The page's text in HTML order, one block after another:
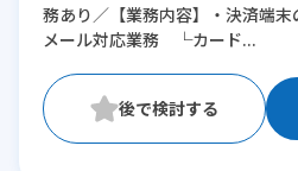
務あり／【業務内容】・決済端
メール対応業務 └カード...